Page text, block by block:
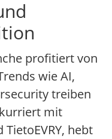
profitiert von
wie AI,
treiben
mit
hebt